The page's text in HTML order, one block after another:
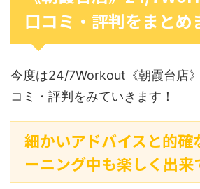
口コミ・評判をまとめ
今度は24/7Workout《朝霞台店
コミ・評判をみていきます！
細かいアドバイスと的確
ーニング中も楽しく出来